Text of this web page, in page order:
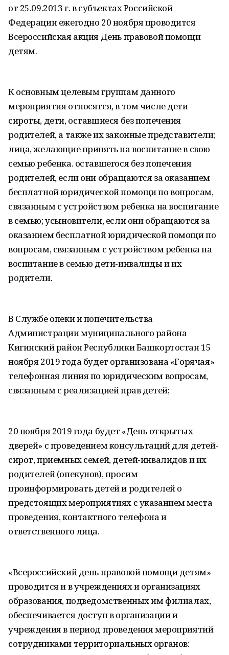
от 25.09.2013 г. в субъектах Российской
Федерации ежегодно 20 ноября проводится
Всероссийская акция День правовой помощи
детям.
К основным целевым группам данного
мероприятия относятся, в том числе дети-
сироты, дети, оставшиеся без попечения
родителей, а также их законные представители;
лица, желающие принять на воспитание в свою
семью ребенка. оставшегося без попечения
родителей, если они обращаются за оказанием
бесплатной юридической помощи по вопросам,
связанным с устройством ребенка на воспитание
в семью; усыновители, если они обращаются за
оказанием бесплатной юридической помощи по
вопросам, связанным с устройством ребенка на
воспитание в семью дети-инвалиды и их
родители.
В Службе опеки и попечительства
Администрации муниципального района
Кигинский район Республики Башкортостан 15
ноября 2019 года будет организована «Горячая»
телефонная линия по юридическим вопросам,
связанным с реализацией прав детей;
20 ноября 2019 года будет «День открытых
дверей» с проведением консультаций для детей-
сирот, приемных семей, детей-инвалидов и их
родителей (опекунов), просим
проинформировать детей и родителей о
предстоящих мероприятиях с указанием места
проведения, контактного телефона и
ответственного лица.
«Всероссийский день правовой помощи детям»
проводится и в учреждениях и организациях
образования, подведомственных им филиалах,
обеспечивается доступ в организации и
учреждения в период проведения мероприятий
сотрудниками территориальных органов: